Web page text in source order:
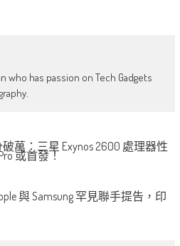
who has passion on Tech Gadgets
萬：三星 Exynos 2600 處理器性
或首發！
與 Samsung 罕見聯手提告，印